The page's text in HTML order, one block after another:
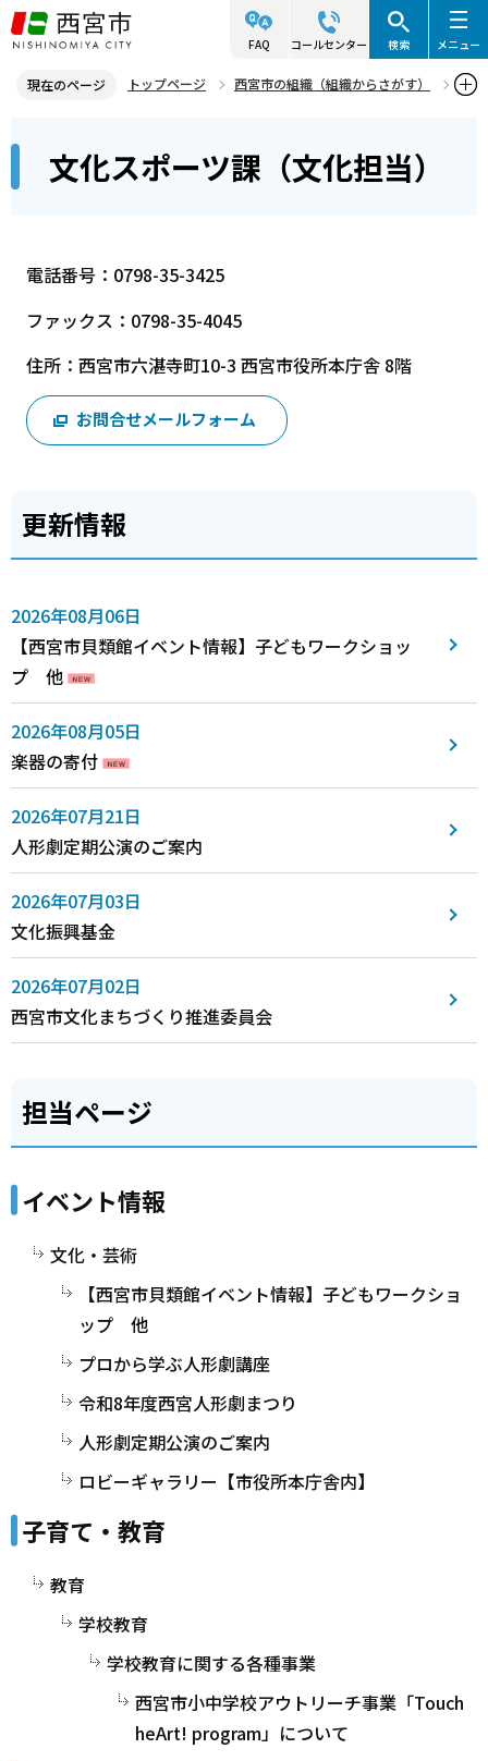
こ
の
ジ
先
FAQ コールセンター 検索 メニュー
現在のページ トップページ
西宮市の組織（組織からさがす）
こ
文化スポーツ課（文化担当）
電話番号：0798-35-3425
ファックス：0798-35-4045
住所：西宮市六湛寺町10-3 西宮市役所本庁舎 8階
お問合せメールフォーム
更新情報
2026年08月06日
【西宮市貝類館イベント情報】子どもワークショッ
プ 他
2026年08月05日
楽器の寄付
2026年07月21日
人形劇定期公演のご案内
2026年07月03日
文化振興基金
2026年07月02日
西宮市文化まちづくり推進委員会
担当ページ
イベント情報
文化・芸術
【西宮市貝類館イベント情報】子どもワークショ
ップ 他
プロから学ぶ人形劇講座
令和8年度西宮人形劇まつり
人形劇定期公演のご案内
ロビーギャラリー【市役所本庁舎内】
子育て・教育
教育
学校教育
学校教育に関する各種事業
西宮市小中学校アウトリーチ事業「Touch
heArt! program」について